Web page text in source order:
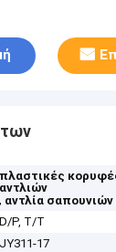
βιδών
πλαστικές
αντλιών
, αντλία σαπουνιών
D/P, T/T
JY311-17